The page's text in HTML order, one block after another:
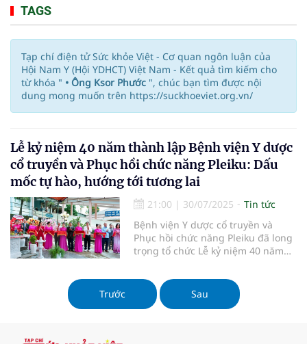
TAGS
Tạp chí điện tử Sức khỏe Việt - Cơ quan ngôn luận của
Hội Nam Y (Hội YDHCT) Việt Nam - Kết quả tìm kiếm cho
từ khóa " • Ông Ksor Phước ", chúc bạn tìm được nội
dung mong muốn trên https://suckhoeviet.org.vn/
Lễ kỷ niệm 40 năm thành lập Bệnh viện Y dược
cổ truyền và Phục hồi chức năng Pleiku: Dấu
mốc tự hào, hướng tới tương lai
21:00 | 30/07/2025
Tin tức
Bệnh viện Y dược cổ truyền và
Phục hồi chức năng Pleiku đã long
trọng tổ chức Lễ kỷ niệm 40 năm
30/7/2025).
Trước
Sau